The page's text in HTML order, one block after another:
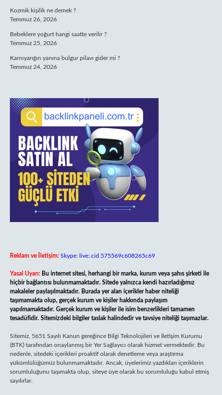
Kozmik kişilik ne demek ?
Temmuz 26, 2026
Bebeklere yoğurt hangi saatte verilir ?
Temmuz 25, 2026
Karnıyarığın yanına bulgur pilavı gider mi ?
Temmuz 24, 2026
Reklam ve İletişim: Skype: live:.cid.575569c608265c69
Yasal Uyarı: Bu internet sitesi, herhangi bir marka, kurum veya şahıs şirketi ile
hiçbir bağlantısı bulunmamaktadır. Sitede yalnızca kendi hazırladığımız
makaleler paylaşılmaktadır. Burada yer alan içerikler haber niteliği
taşımamakta olup, gerçek kurum ve kişiler hakkında paylaşım
yapılmamaktadır. Gerçek kurum ve kişiler ile isim benzerlikleri tamamen
tesadüfidir. Sitemizdeki bilgiler taslak halindedir ve tavsiye niteliği taşımazlar.
Sitemiz, 5651 Sayılı Kanun gereğince Bilgi Teknolojileri ve İletişim Kurumu
(BTK) tarafından onaylanmış bir Yer Sağlayıcı olarak hizmet vermektedir. Bu
nedenle, sitedeki içerikleri proaktif olarak denetleme veya araştırma
yükümlülüğümüz bulunmamaktadır. Ancak, üyelerimiz yazdıkları içeriklerin
sorumluluğunu taşımakta olup, siteye üye olarak bu sorumluluğu kabul etmiş
sayılırlar.